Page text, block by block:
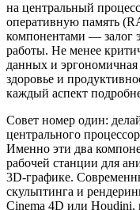
на центральный
оперативную память
компонентами — залог
работы. Не менее
данных и эргономичная
здоровье и
каждый аспект
Совет номер один:
центрального
Именно эти два
рабочей станции для
3D-графике.
скульптинга и
Cinema 4D или Houdini,